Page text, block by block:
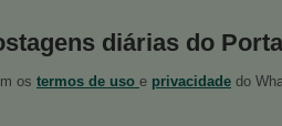
diárias do
os termos de uso e privacidade do